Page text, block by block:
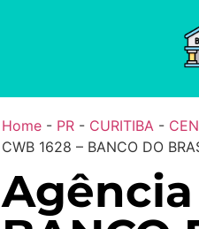
Home- PR- CURITIBA -
CWB 1628 – BANCO DO
Agência